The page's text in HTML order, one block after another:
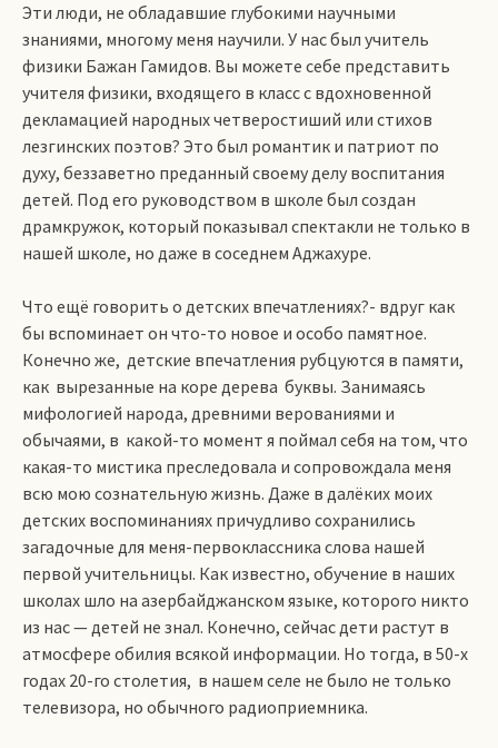
Эти люди, не обладавшие глубокими научными
знаниями, многому меня научили. У нас был учитель
физики Бажан Гамидов. Вы можете себе представить
учителя физики, входящего в класс с вдохновенной
декламацией народных четверостиший или стихов
лезгинских поэтов? Это был романтик и патриот по
духу, беззаветно преданный своему делу воспитания
детей. Под его руководством в школе был создан
драмкружок, который показывал спектакли не только в
нашей школе, но даже в соседнем Аджахуре.
Что ещё говорить о детских впечатлениях?- вдруг как
бы вспоминает он что-то новое и особо памятное.
Конечно же, детские впечатления рубцуются в памяти,
как вырезанные на коре дерева буквы. Занимаясь
мифологией народа, древними верованиями и
обычаями, в какой-то момент я поймал себя на том, что
какая-то мистика преследовала и сопровождала меня
всю мою сознательную жизнь. Даже в далёких моих
детских воспоминаниях причудливо сохранились
загадочные для меня-первоклассника слова нашей
первой учительницы. Как известно, обучение в наших
школах шло на азербайджанском языке, которого никто
из нас — детей не знал. Конечно, сейчас дети растут в
атмосфере обилия всякой информации. Но тогда, в 50-х
годах 20-го столетия, в нашем селе не было не только
телевизора, но обычного радиоприемника.